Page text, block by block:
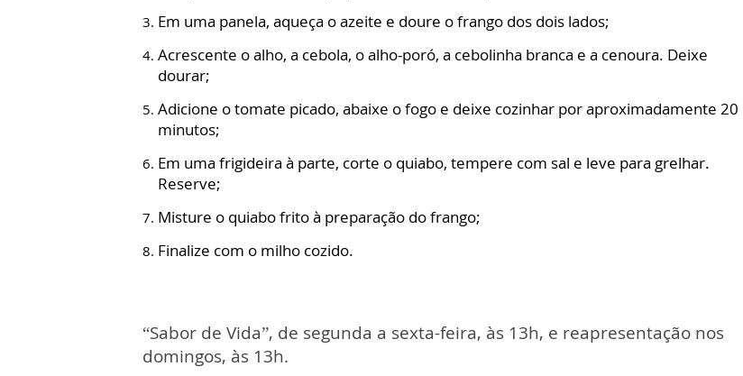
Em uma panela, aqueça o azeite e doure o frango dos dois lados;
Acrescente o alho, a cebola, o alho-poró, a cebolinha branca e a cenoura. Deixe
dourar;
Adicione o tomate picado, abaixe o fogo e deixe cozinhar por aproximadamente 20
minutos;
Em uma frigideira à parte, corte o quiabo, tempere com sal e leve para grelhar.
Reserve;
Misture o quiabo frito à preparação do frango;
Finalize com o milho cozido.
“Sabor de Vida”, de segunda a sexta-feira, às 13h, e reapresentação nos
domingos, às 13h.